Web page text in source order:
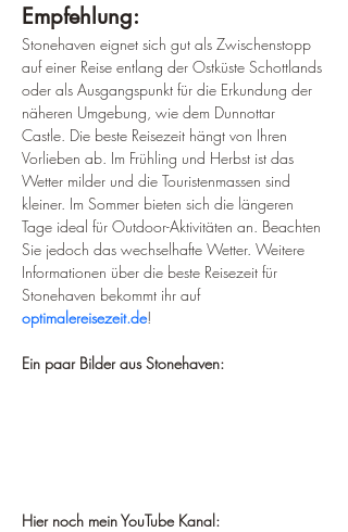
Empfehlung:
Stonehaven eignet sich gut als Zwischenstopp
auf einer Reise entlang der Ostküste Schottlands
oder als Ausgangspunkt für die Erkundung der
näheren Umgebung, wie dem Dunnottar
Castle. Die beste Reisezeit hängt von Ihren
Vorlieben ab. Im Frühling und Herbst ist das
Wetter milder und die Touristenmassen sind
kleiner. Im Sommer bieten sich die längeren
Tage ideal für Outdoor-Aktivitäten an. Beachten
Sie jedoch das wechselhafte Wetter. Weitere
Informationen über die beste Reisezeit für
Stonehaven bekommt ihr auf
optimalereisezeit.de!
Ein paar Bilder aus Stonehaven:
Hier noch mein YouTube Kanal: